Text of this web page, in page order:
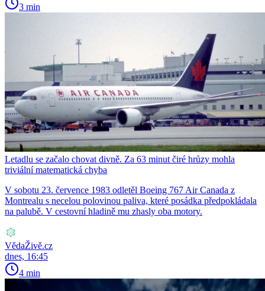
3 min
Letadlu se začalo chovat divně. Za 63 minut čiré hrůzy mohla
triviální matematická chyba
V sobotu 23. července 1983 odletěl Boeing 767 Air Canada z
Montrealu s necelou polovinou paliva, které posádka předpokládala
na palubě. V cestovní hladině mu zhasly oba motory.
VědaŽivě.cz
dnes, 16:45
4 min